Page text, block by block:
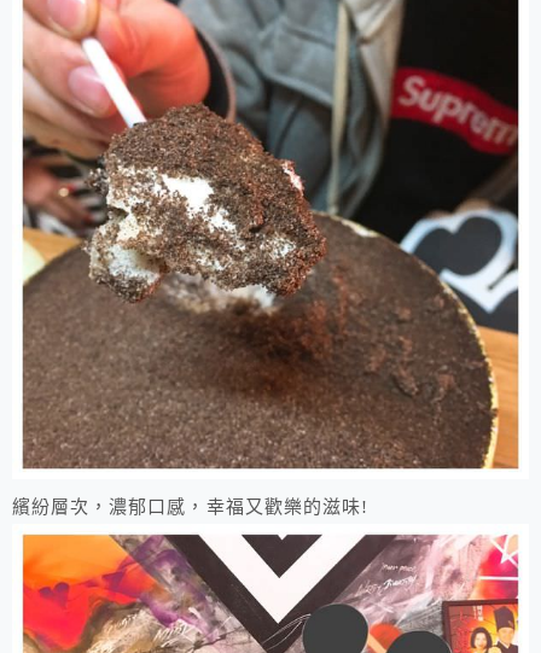
繽紛層次，濃郁口感，幸福又歡樂的滋味!